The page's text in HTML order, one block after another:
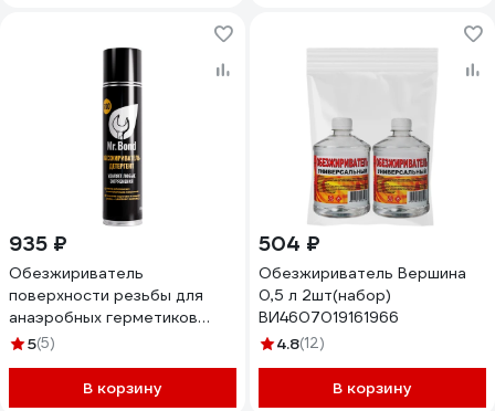
935 ₽
Обезжириватель
поверхности резьбы для
анаэробных герметиков
Mr.Bond 700 MB402700650
5(5)
В корзину
504 ₽
Обезжириватель Вершина
0,5 л 2шт(набор)
ВИ4607019161966
4.8(12)
В корзину